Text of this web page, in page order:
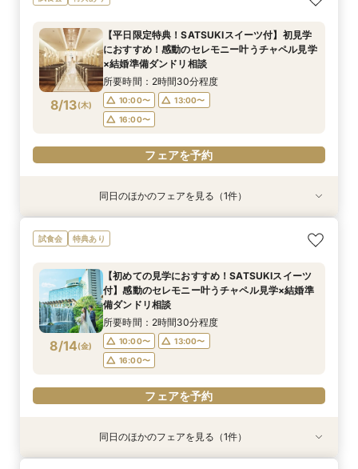
8/12(水)
臨む絶景会場×パティスリーSATSUKIスイーツ体
所要時間：2時間程度
10:00〜
13:00〜
16:00〜
フェアを予約
8/13(木)
【平日限定特典！SATSUKIスイーツ付】初見学
におすすめ！感動のセレモニー叶うチャペル見学
×結婚準備ダンドリ相談
所要時間：2時間30分程度
10:00〜
13:00〜
16:00〜
フェアを予約
特典あり
8/13(木)
【1万坪の日本庭園】本格神殿＆庭園臨む絶景会
場×パティスリーSATSUKIスイーツが愉しめる
所要時間：2時間程度
10:00〜
16:00〜
フェアを予約
同日のほかのフェアを見る（1件）
試食会 特典あり
8/14(金)
【初めての見学におすすめ！SATSUKIスイーツ
付】感動のセレモニー叶うチャペル見学×結婚準
備ダンドリ相談
所要時間：2時間30分程度
10:00〜
13:00〜
16:00〜
フェアを予約
特典あり同日のほかのフェアを見る（1件）